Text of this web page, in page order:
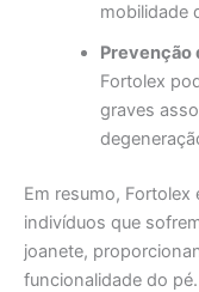
mobilidade
Prevenção
Fortolex
graves
Em resumo, Fortolex
indivíduos que
joanete,
funcionalidade do pé.